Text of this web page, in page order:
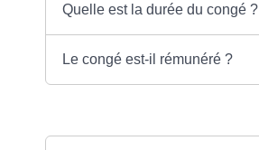
Quelle est la durée du congé ?
Le congé est-il rémunéré ?